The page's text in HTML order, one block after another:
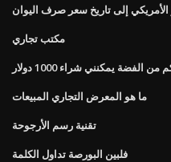
الأمريكي إلى تاريخ سعر صرف اليوان
مكتب تجاري
من الفضة يمكنني شراء 1000 دولار
ما هو المعرض التجاري المبيعات
تقنية رسم الأرجوحة
فلبين البورصة تداول الكلمة